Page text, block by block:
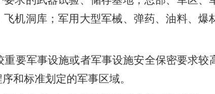
机洞库；军用大型军械、弹药、油料、爆
重要军事设施或者军事设施安全保密要求
和标准划定的军事区域。